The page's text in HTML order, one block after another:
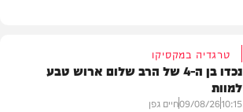
טרגדיה במקסיקו
נכדו בן ה-4 של הרב שלום ארוש טבע
למוות
10:15
09/08/26חיים גפן